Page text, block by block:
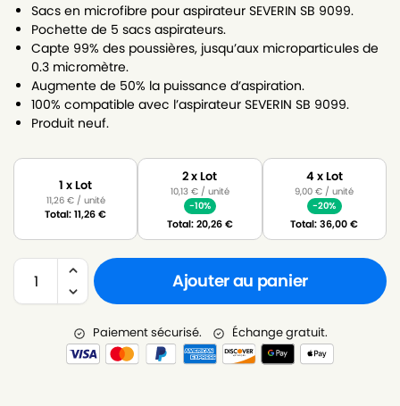
Sacs en microfibre pour aspirateur SEVERIN SB 9099.
Pochette de 5 sacs aspirateurs.
Capte 99% des poussières, jusqu’aux microparticules de
0.3 micromètre.
Augmente de 50% la puissance d’aspiration.
100% compatible avec l’aspirateur SEVERIN SB 9099.
Produit neuf.
1 x Lot
11,26 €/ unité
Total:11,26€
2 x Lot
10,13 €/ unité
-10%
Total:20,26€
4 x Lot
9,00€ / unité
-20%
Total:36,00€
Ajouter au panier
Paiement sécurisé. Échange gratuit.